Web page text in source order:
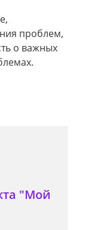
проблем,
о важных
"Мой